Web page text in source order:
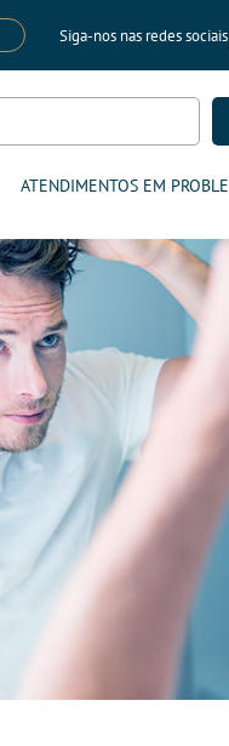
Siga-nos nas redes
ATENDIMENTOS EM